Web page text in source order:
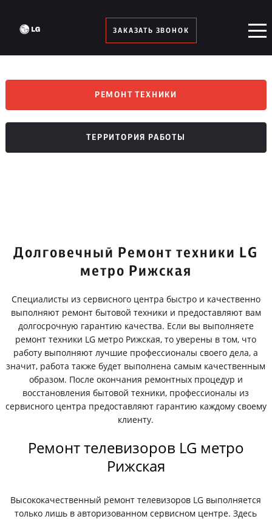
ЗАКАЗАТЬ ЗВОНОК
РЕМОНТ ТЕХНИКИ
ТЕРРИТОРИЯ РАБОТЫ
Долговечный Ремонт техники LG
метро Рижская
Специалисты из сервисного центра быстро и качественно
выполняют ремонт бытовой техники и предоставляют вам
долгосрочную гарантию качества. Если вы выполняете
ремонт техники LG метро Рижская, то уверены в том, что
работу выполняют лучшие профессионалы своего дела, а
значит, работа также будет выполнена самым качественным
образом. После окончания ремонтных процедур и
восстановления бытовой техники, профессионалы из
сервисного центра предоставляют гарантию каждому своему
клиенту.
Ремонт телевизоров LG метро
Рижская
Высококачественный ремонт телевизоров LG выполняется
только лишь в авторизованном сервисном центре. Здесь